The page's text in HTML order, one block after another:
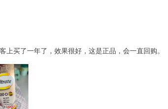
上买了一年了，效果很好，这是正品，会一直回购。